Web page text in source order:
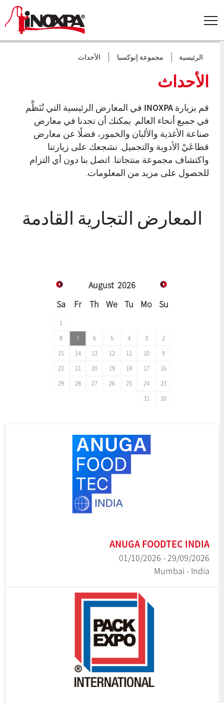
الرئيسية مجموعة إنوكسبا الأحداث
الأحداث
قم بزيارةINOXPAفي المعارض الرئيسية التي تُنَظَّم
في جميع أنحاء العالم. يمكنك أن تجدنا في معارض
صناعة الأغذية والألبان والخمور، فضلًا عن معارض
قطاعَيْ الأدوية والتجميل. نشجعك على زيارتنا
واكتشاف مجموعة منتجاتنا. اتصل بنا دون أي التزام
للحصول على مزيد من المعلومات.
المعارض التجارية القادمة
August 2026
Su
Mo
Tu
We
Th
Fr
Sa
10
11
12
13
14
15
16
17
18
19
20
21
22
23
24
25
26
27
28
29
30
31
ANUGA FOODTEC INDIA
29/09/2026 - 01/10/2026
Mumbai - India